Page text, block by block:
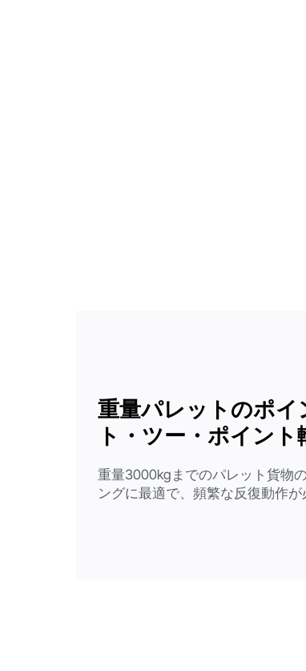
重量パレットのポイ
ト・ツー・ポイント
重量3000kgまでのパレット貨物
ングに最適で、頻繁な反復動作が